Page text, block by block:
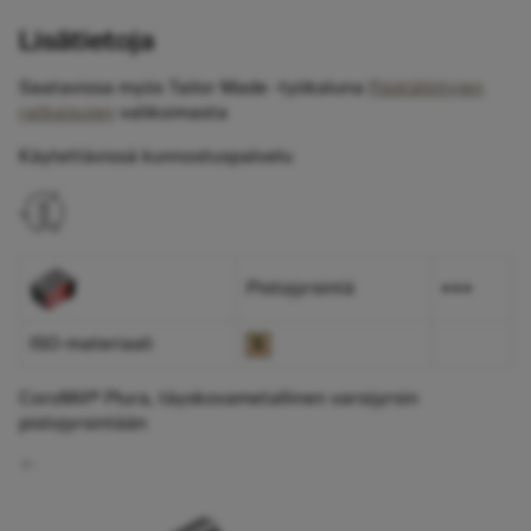
Lisätietoja
Saatavissa myös Tailor Made -työkaluna
Räätälöityjen
ratkaisujen
valikoimasta
Käytettävissä kunnostuspalvelu
Pistojyrsintä +++
ISO-materiaali
CoroMill® Plura, täyskovametallinen varsijyrsin
pistojyrsintään